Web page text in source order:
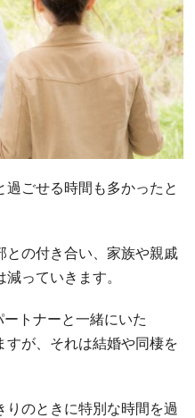
ごせる時間も多かったと
との付き合い、家族や親戚
っていきます。
トナーと一緒にいた
が、それは結婚や同棲を
のときに特別な時間を過